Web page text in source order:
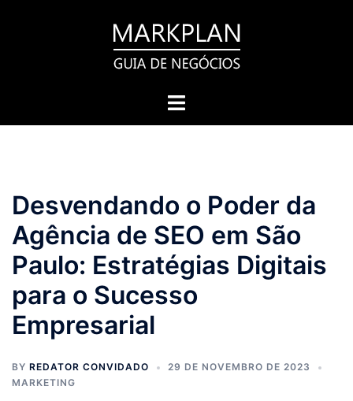
Toggle
Desvendando o Poder da
Agência de SEO em São
Paulo: Estratégias Digitais
para o Sucesso
Empresarial
BY REDATOR CONVIDADO
29 DE NOVEMBRO DE 2023
MARKETING